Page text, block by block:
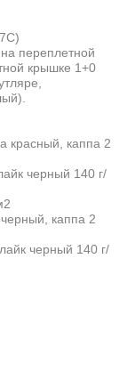
переплетной
крышке 1+0
красный, каппа 2
черный 140 г/
каппа 2
черный 140 г/